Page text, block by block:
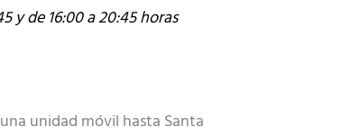
y de 16:00 a 20:45 horas
unidad móvil hasta Santa